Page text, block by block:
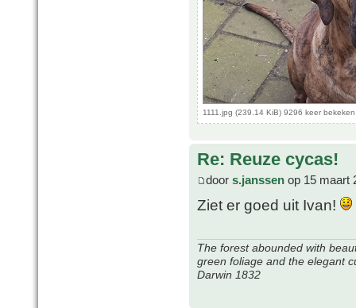
1111.jpg (239.14 KiB) 9296 keer bekeken
Re: Reuze cycas!
door s.janssen op 15 maart
Ziet er goed uit Ivan!
The forest abounded with
green foliage and the elegant
Darwin 1832